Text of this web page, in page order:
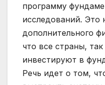
программу
исследований. Это
дополнительного
что все страны,
инвестируют в
Речь идет о том,